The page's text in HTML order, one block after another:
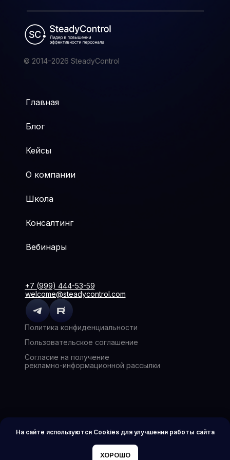
На сайте используются Cookies для улучшения работы сайта
ХОРОШО
© 2014–2026 SteadyControl
+7 (999) 444-53-59
welcome@steadycontrol.com
Согласие на получение
рекламно-информационной рассылки
Пользовательское соглашение
Политика конфиденциальности
Школа
Главная
Консалтинг
Блог
Вебинары
Кейсы
О компании